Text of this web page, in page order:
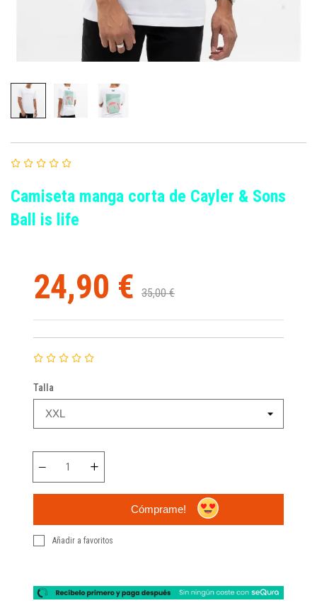
Camiseta manga corta de Cayler & Sons
Ball is life
24,90 € 35,00 €
Talla
Cómprame!
Añadir a favoritos